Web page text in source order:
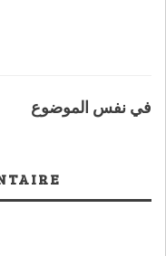
في نفس الموضوع